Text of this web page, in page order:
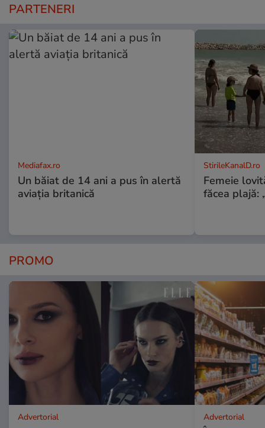
PARTENERI
Mediafax.ro
Un băiat de 14 ani a pus în alertă
aviația britanică
StirileKanalD.ro
Femeie
făcea plajă:
PROMO
Advertorial Advertorial